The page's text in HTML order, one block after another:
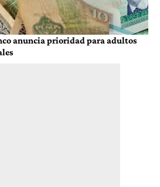
anuncia prioridad para adultos